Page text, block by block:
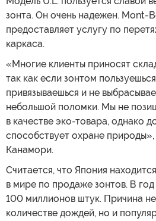
зонта. Он очень надежен. Mont-
предоставляет услугу по
каркаса.
«Многие клиенты приносят
так как если зонтом
привязываешься и не
небольшой поломки. Мы не
в качестве эко-товара, однако
способствует охране
Канамори.
Считается, что Япония
в мире по продаже зонтов. В
100 миллионов штук. Причина
количестве дождей, но и